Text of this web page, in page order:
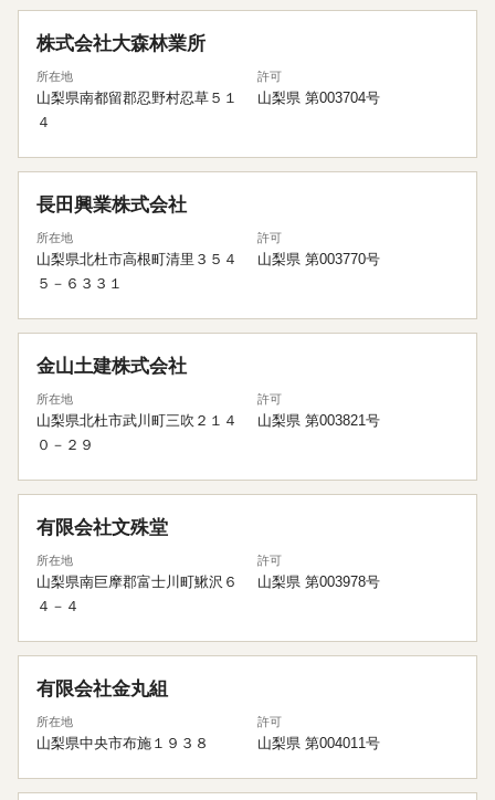
株式会社大森林業所
所在地
山梨県南都留郡忍野村忍草５１
４
許可
山梨県 第003704号
長田興業株式会社
所在地
山梨県北杜市高根町清里３５４
５－６３３１
許可
山梨県 第003770号
金山土建株式会社
所在地
山梨県北杜市武川町三吹２１４
０－２９
許可
山梨県 第003821号
有限会社文殊堂
所在地
山梨県南巨摩郡富士川町鰍沢６
４－４
許可
山梨県 第003978号
有限会社金丸組
所在地
山梨県中央市布施１９３８
許可
山梨県 第004011号